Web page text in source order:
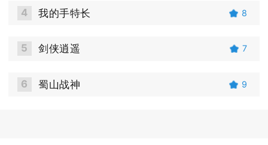
4 我的手特长 8
5 剑侠逍遥 7
6 蜀山战神 9